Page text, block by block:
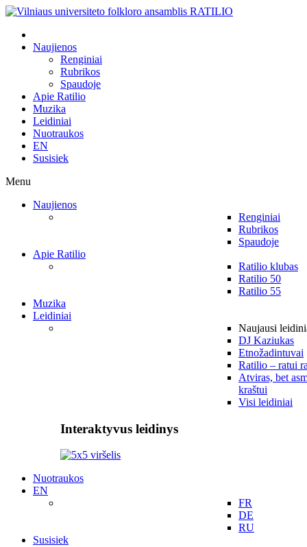
Naujienos
Renginiai
Rubrikos
Spaudoje
Apie Ratilio
Muzika
Leidiniai
Nuotraukos
EN
Susisiek
Menu
Naujienos
Renginiai
Rubrikos
Spaudoje
Apie Ratilio
Ratilio klubas
Ratilio 50
Ratilio 55
Muzika
Leidiniai
Naujausi
DJ Kaziukas
Etnožadintuvai
Ratilio – ratui
Atviras, bet
kraštui
Visi leidiniai
Interaktyvus leidinys
Nuotraukos
EN
FR
DE
RU
Susisiek